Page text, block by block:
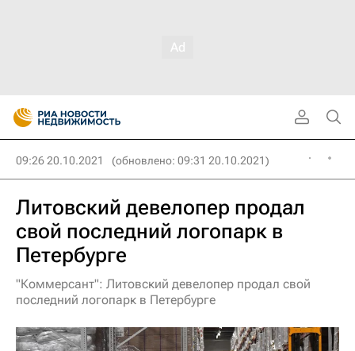
09:26 20.10.2021 (обновлено: 09:31 20.10.2021)
Литовский девелопер продал
свой последний логопарк в
Петербурге
"Коммерсант": Литовский девелопер продал свой
последний логопарк в Петербурге